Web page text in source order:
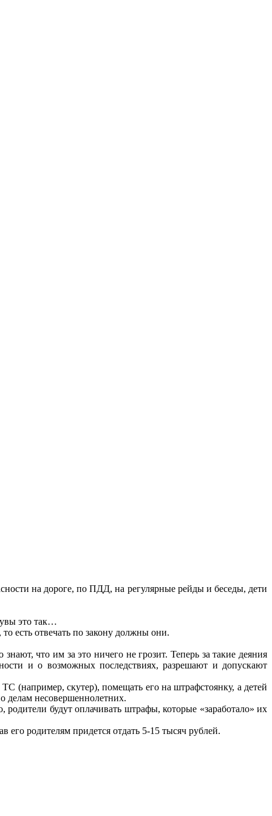
на дороге, по ПДД, на регулярные рейды и беседы, дети
это так…
есть отвечать по закону должны они.
что им за это ничего не грозит. Теперь за такие деяния
и о возможных последствиях, разрешают и допускают
(например, скутер), помещать его на штрафстоянку, а детей
делам несовершеннолетних.
будут оплачивать штрафы, которые «заработало» их
его родителям придется отдать 5-15 тысяч рублей.